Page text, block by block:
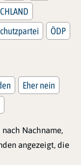
ÖDP
Eher nein
Nachname,
angezeigt, die